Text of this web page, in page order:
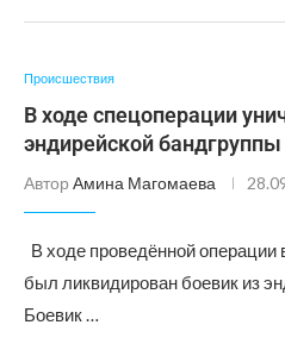
Происшествия
В ходе спецоперации
эндирейской
Автор Амина Магомаева
В ходе проведённой операции
был ликвидирован боевик из
Боевик …